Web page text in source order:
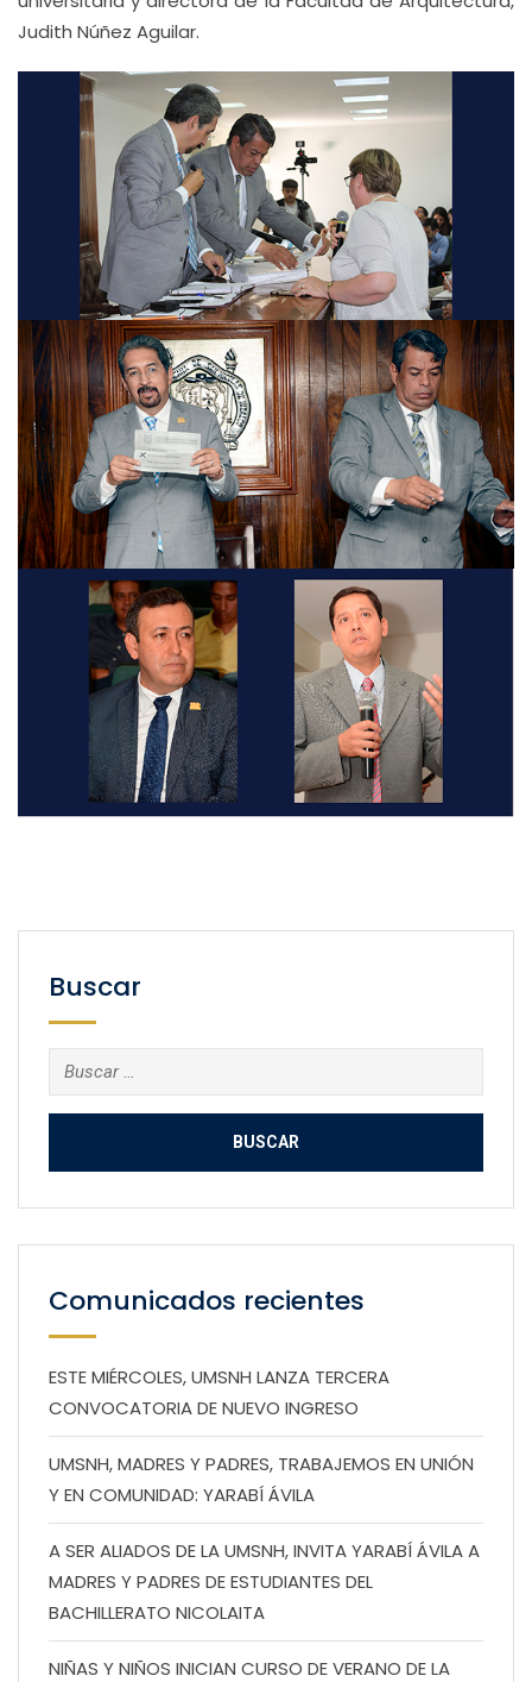
Judith Núñez Aguilar.
Buscar
Buscar:
Comunicados recientes
ESTE MIÉRCOLES, UMSNH LANZA TERCERA
CONVOCATORIA DE NUEVO INGRESO
UMSNH, MADRES Y PADRES, TRABAJEMOS EN UNIÓN
Y EN COMUNIDAD: YARABÍ ÁVILA
A SER ALIADOS DE LA UMSNH, INVITA YARABÍ ÁVILA A
MADRES Y PADRES DE ESTUDIANTES DEL
BACHILLERATO NICOLAITA
NIÑAS Y NIÑOS INICIAN CURSO DE VERANO DE LA